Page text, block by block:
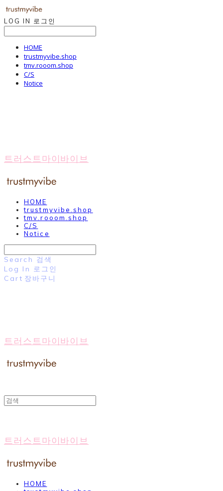
LOG IN 로그인
HOME
trustmyvibe.shop
tmv.rooom.shop
C/S
Notice
트러스트마이바이브
HOME
trustmyvibe.shop
tmv.rooom.shop
C/S
Notice
Search 검색
Log In 로그인
Cart 장바구니
트러스트마이바이브
트러스트마이바이브
HOME